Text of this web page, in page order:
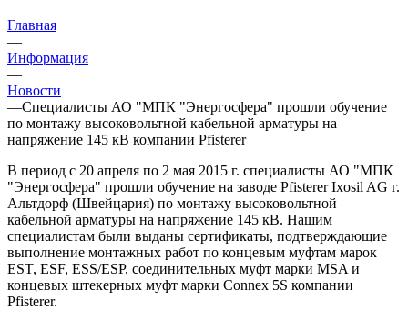
Главная
—
Информация
—
Новости
—Специалисты АО "МПК "Энергосфера" прошли обучение
по монтажу высоковольтной кабельной арматуры на
напряжение 145 кВ компании Pfisterer
В период с 20 апреля по 2 мая 2015 г. специалисты АО "МПК
"Энергосфера" прошли обучение на заводе Pfisterer Ixosil AG г.
Альтдорф (Швейцария) по монтажу высоковольтной
кабельной арматуры на напряжение 145 кВ. Нашим
специалистам были выданы сертификаты, подтверждающие
выполнение монтажных работ по концевым муфтам марок
EST, ESF, ESS/ESP, соединительных муфт марки MSA и
концевых штекерных муфт марки Connex 5S компании
Pfisterer.